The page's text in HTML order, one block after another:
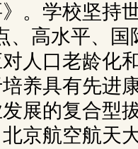
。学校坚持
、高水平、
人口老龄化
养具有先进
展的复合型
京航空航天